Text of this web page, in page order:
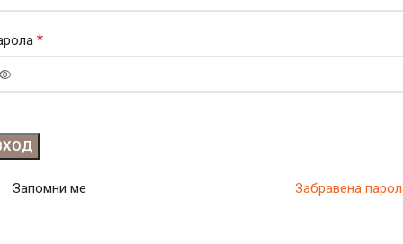
*
Забравена
Запомни ме